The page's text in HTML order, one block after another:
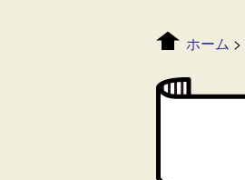
ホーム >